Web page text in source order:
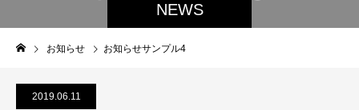
NEWS
お知らせ お知らせサンプル4
2019.06.11